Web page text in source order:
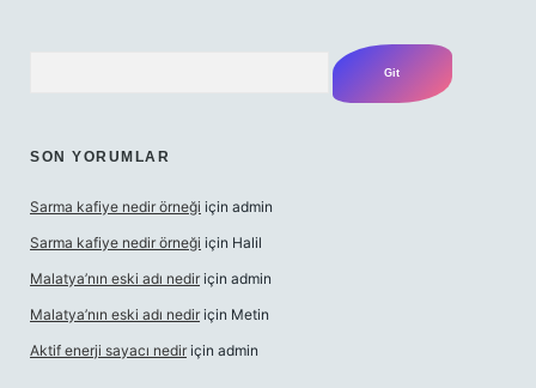
SON YORUMLAR
Sarma kafiye nedir örneği için admin
Sarma kafiye nedir örneği için Halil
Malatya’nın eski adı nedir için admin
Malatya’nın eski adı nedir için Metin
Aktif enerji sayacı nedir için admin